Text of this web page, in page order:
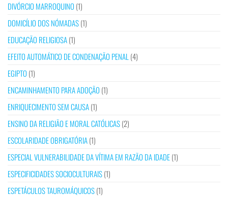
DIVÓRCIO MARROQUINO (1)
DOMICÍLIO DOS NÓMADAS(1)
EDUCAÇÃO RELIGIOSA(1)
EFEITO AUTOMÁTICO DE CONDENAÇÃO PENAL (4)
EGIPTO (1)
ENCAMINHAMENTO PARA ADOÇÃO (1)
ENRIQUECIMENTO SEM CAUSA(1)
ENSINO DA RELIGIÃO E MORAL CATÓLICAS(2)
ESCOLARIDADE OBRIGATÓRIA(1)
ESPECIAL VULNERABILIDADE DA VÍTIMA EM RAZÃO DA IDADE(1)
ESPECIFICIDADES SOCIOCULTURAIS(1)
ESPETÁCULOS TAUROMÁQUICOS(1)